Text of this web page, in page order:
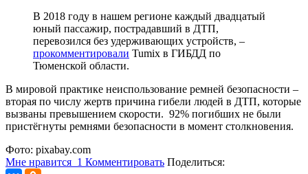
В 2018 году в нашем регионе каждый двадцатый
юный пассажир, пострадавший в ДТП,
перевозился без удерживающих устройств, –
прокомментировали Tumix в ГИБДД по
Тюменской области.
В мировой практике неиспользование ремней безопасности –
вторая по числу жертв причина гибели людей в ДТП, которые
вызваны превышением скорости. 92% погибших не были
пристёгнуты ремнями безопасности в момент столкновения.
Фото: pixabay.com
Мне нравится 1 Комментировать Поделиться: